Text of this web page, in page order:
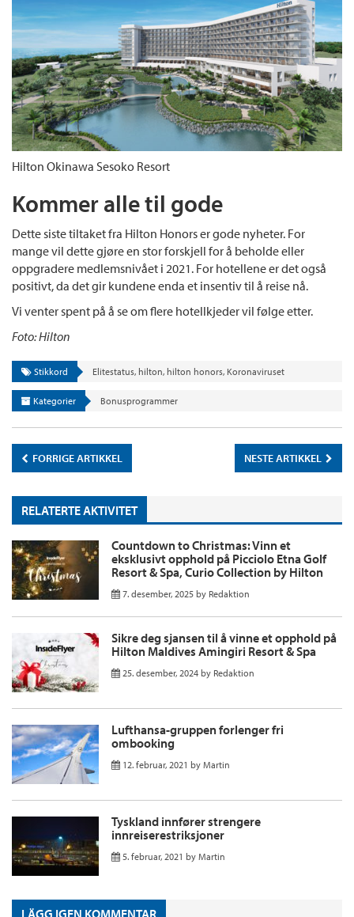
Hilton Okinawa Sesoko Resort
Kommer alle til gode
Dette siste tiltaket fra Hilton Honors er gode nyheter. For
mange vil dette gjøre en stor forskjell for å beholde eller
oppgradere medlemsnivået i 2021. For hotellene er det også
positivt, da det gir kundene enda et insentiv til å reise nå.
Vi venter spent på å se om flere hotellkjeder vil følge etter.
Foto: Hilton
Stikkord Elitestatus, hilton, hilton honors, Koronaviruset
Kategorier Bonusprogrammer
FORRIGE ARTIKKEL NESTE ARTIKKEL
RELATERTE AKTIVITET
Countdown to Christmas: Vinn et
eksklusivt opphold på Picciolo Etna Golf
Resort & Spa, Curio Collection by Hilton
7. desember, 2025 by Redaktion
Sikre deg sjansen til å vinne et opphold på
Hilton Maldives Amingiri Resort & Spa
25. desember, 2024 by Redaktion
Lufthansa-gruppen forlenger fri
ombooking
12. februar, 2021 by Martin
Tyskland innfører strengere
innreiserestriksjoner
5. februar, 2021 by Martin
LÄGG IGEN KOMMENTAR